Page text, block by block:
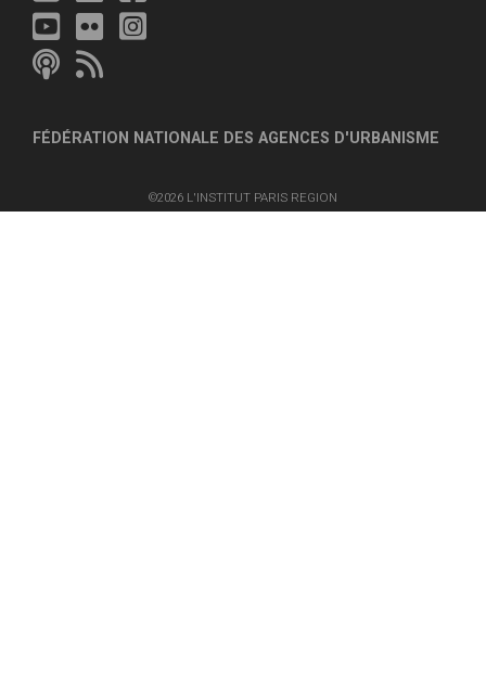
FÉDÉRATION NATIONALE DES AGENCES D'URBANISME
©2026 L'INSTITUT PARIS REGION